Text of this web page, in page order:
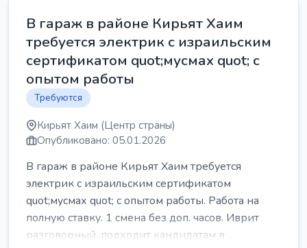
В гараж в районе Кирьят Хаим
требуется электрик с израильским
сертификатом quot;мусмах quot; с
опытом работы
Требуются
Кирьят Хаим (Центр страны)
Опубликовано: 05.01.2026
В гараж в районе Кирьят Хаим требуется
электрик с израильским сертификатом
quot;мусмах quot; с опытом работы. Работа на
полную ставку. 1 смена без доп. часов. Иврит
разговорный. подходит кандидатам в ...